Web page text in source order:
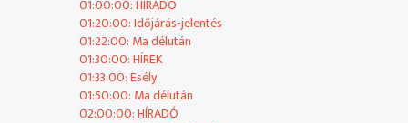
2025-10-02 13:33:00 Ma délután
Élő műsorblokk, amelyet a stúdióból vagy más
2025-10-02 14:00:00 HÍRADÓ
01:00:00: HÍRADÓ
01:20:00: Időjárás-jelentés
01:22:00: Ma délután
01:30:00: HÍREK
01:33:00: Esély
01:50:00: Ma délután
02:00:00: HÍRADÓ